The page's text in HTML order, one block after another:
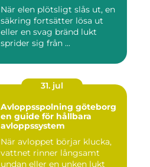
När elen plötsligt slås ut, en
säkring fortsätter lösa ut
eller en svag bränd lukt
sprider sig från ...
31. jul
Avloppsspolning göteborg
en guide för hållbara
avloppssystem
När avloppet börjar klucka,
vattnet rinner långsamt
undan eller en unken lukt